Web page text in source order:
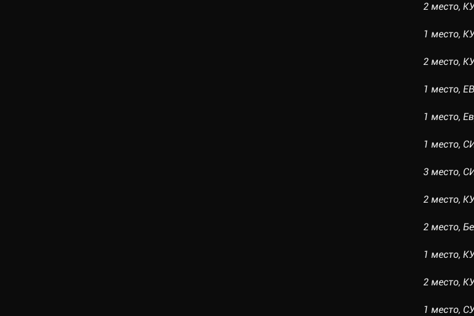
2 место,
1 место,
2 место,
1 место,
1 место,
1 место,
3 место,
2 место,
2 место,
1 место,
2 место,
1 место,